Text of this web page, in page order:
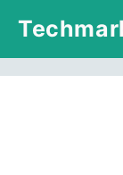
跳
主